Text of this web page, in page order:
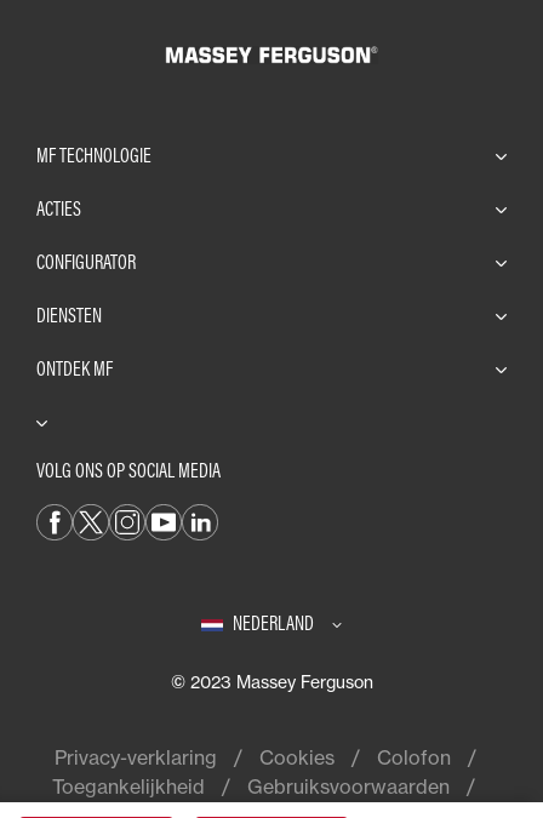
MF TECHNOLOGIE
ACTIES
CONFIGURATOR
DIENSTEN
ONTDEK MF
VOLG ONS OP SOCIAL MEDIA
NEDERLAND
© 2023 Massey Ferguson
Privacy-verklaring Cookies
Colofon
Toegankelijkheid
Gebruiksvoorwaarden